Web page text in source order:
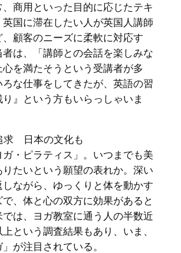
商用といった目的に応じたテキ
英国に滞在したい人が英国人講師
、顧客のニーズに柔軟に対応す
者は、「講師との会話を楽しみな
を満たそうという受講者が多
な仕事をしてきたが、英語の習
』という方もいらっしゃいま
求 日本の文化も
・ピラティス」。いつまでも美
りたいという願望の表れか。深い
ながら、ゆっくりと体を動かす
、体と心の双方に効果があると
では、ヨガ教室に通う人の半数近
という調査結果もあり、いま、
」が注目されている。